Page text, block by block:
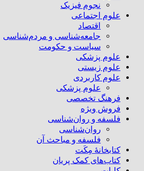
نجوم فیزیک
علوم اجتماعی
اقتصاد
جامعه‌شناسی و مردم‌شناسی
سیاست و حکومت
علوم پزشکی
علوم زیستی
علوم کاربردی
علوم پزشکی
فرهنگ تخصصی
فروش ویژه
فلسفه و روان‌شناسی
روان‌شناسی
فلسفه و مباحث آن
کتابخانۀ مِکَت
کتاب‌های کمک پریان